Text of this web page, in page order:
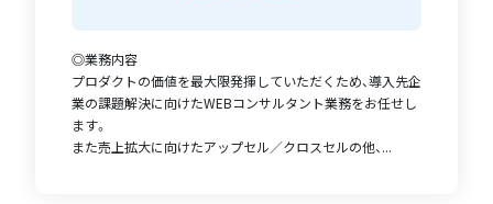
◎業務内容
プロダクトの価値を最大限発揮していただくため、導入先企
業の課題解決に向けたWEBコンサルタント業務をお任せし
ます。
また売上拡大に向けたアップセル／クロスセルの他、...